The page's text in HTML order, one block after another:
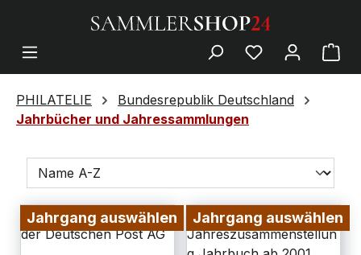
PHILATELIE
Bundesrepublik Deutschland
Jahrbücher und Jahressammlungen
Jahrgang auswählen Jahrgang auswählen